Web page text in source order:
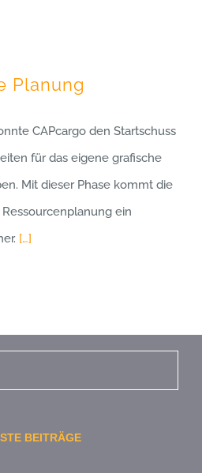
Planung
CAPcargo den Startschuss
für das eigene grafische
Mit dieser Phase kommt die
ein
[…]
BEITRÄGE